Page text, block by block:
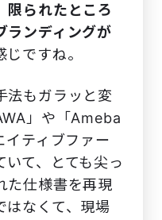
限られたところ
ランディングが
じですね。
法もガラッと変
」や「Ameba
ティブファー
いて、とても尖っ
た仕様書を再現
はなくて、現場